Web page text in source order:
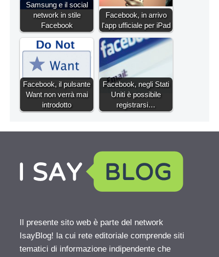
Samsung e il social
network in stile
Facebook
Facebook, in arrivo
l'app ufficiale per iPad
Facebook, il pulsante
Want non verrà mai
introdotto
Facebook, negli Stati
Uniti è possibile
registrarsi…
Il presente sito web è parte del network
IsayBlog! la cui rete editoriale comprende siti
tematici di informazione indipendente che